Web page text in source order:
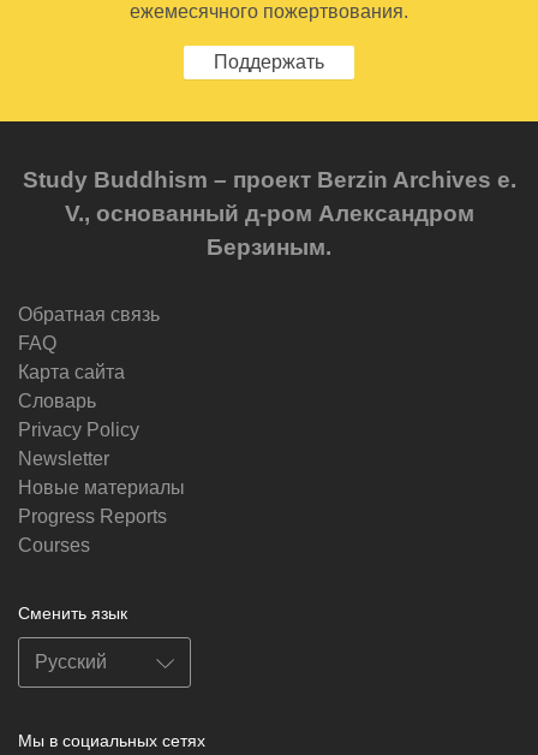
ежемесячного пожертвования.
Поддержать
Study Buddhism – проект Berzin Archives e.
V., основанный д-ром Александром
Берзиным.
Обратная связь
FAQ
Карта сайта
Словарь
Privacy Policy
Newsletter
Новые материалы
Progress Reports
Courses
Сменить язык
Мы в социальных сетях